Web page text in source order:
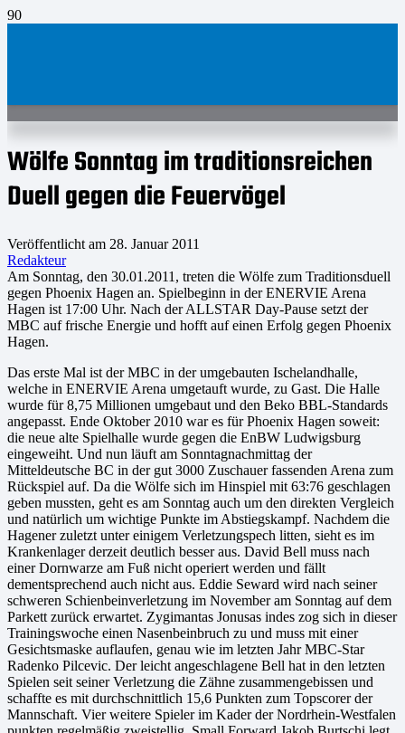
Wölfe Sonntag im traditionsreichen
Duell gegen die Feuervögel
Veröffentlicht am 28. Januar 2011
Redakteur
Am Sonntag, den 30.01.2011, treten die Wölfe zum Traditionsduell
gegen Phoenix Hagen an. Spielbeginn in der ENERVIE Arena
Hagen ist 17:00 Uhr. Nach der ALLSTAR Day-Pause setzt der
MBC auf frische Energie und hofft auf einen Erfolg gegen Phoenix
Hagen.
Das erste Mal ist der MBC in der umgebauten Ischelandhalle,
welche in ENERVIE Arena umgetauft wurde, zu Gast. Die Halle
wurde für 8,75 Millionen umgebaut und den Beko BBL-Standards
angepasst. Ende Oktober 2010 war es für Phoenix Hagen soweit:
die neue alte Spielhalle wurde gegen die EnBW Ludwigsburg
eingeweiht. Und nun läuft am Sonntagnachmittag der
Mitteldeutsche BC in der gut 3000 Zuschauer fassenden Arena zum
Rückspiel auf. Da die Wölfe sich im Hinspiel mit 63:76 geschlagen
geben mussten, geht es am Sonntag auch um den direkten Vergleich
und natürlich um wichtige Punkte im Abstiegskampf. Nachdem die
Hagener zuletzt unter einigem Verletzungspech litten, sieht es im
Krankenlager derzeit deutlich besser aus. David Bell muss nach
einer Dornwarze am Fuß nicht operiert werden und fällt
dementsprechend auch nicht aus. Eddie Seward wird nach seiner
schweren Schienbeinverletzung im November am Sonntag auf dem
Parkett zurück erwartet. Zygimantas Jonusas indes zog sich in dieser
Trainingswoche einen Nasenbeinbruch zu und muss mit einer
Gesichtsmaske auflaufen, genau wie im letzten Jahr MBC-Star
Radenko Pilcevic. Der leicht angeschlagene Bell hat in den letzten
Spielen seit seiner Verletzung die Zähne zusammengebissen und
schaffte es mit durchschnittlich 15,6 Punkten zum Topscorer der
Mannschaft. Vier weitere Spieler im Kader der Nordrhein-Westfalen